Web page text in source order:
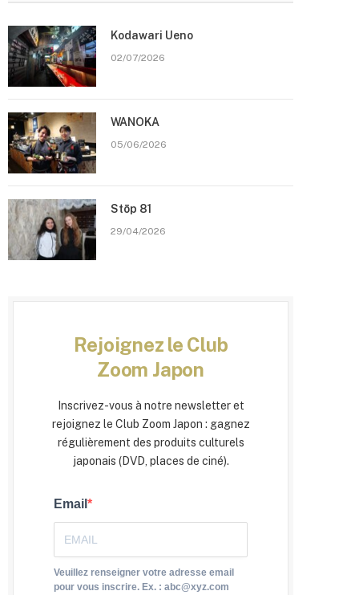
Kodawari Ueno
02/07/2026
WANOKA
05/06/2026
Stōp 81
29/04/2026
Rejoignez le Club
Zoom Japon
Inscrivez-vous à notre newsletter et
rejoignez le Club Zoom Japon : gagnez
régulièrement des produits culturels
japonais (DVD, places de ciné).
Email
Veuillez renseigner votre adresse email
pour vous inscrire. Ex. : abc@xyz.com